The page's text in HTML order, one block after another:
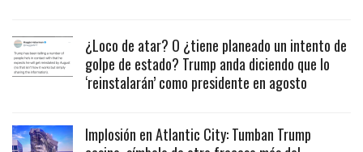
¿Loco de atar? O ¿tiene planeado un intento de
golpe de estado? Trump anda diciendo que lo
‘reinstalarán’ como presidente en agosto
Implosión en Atlantic City: Tumban Trump